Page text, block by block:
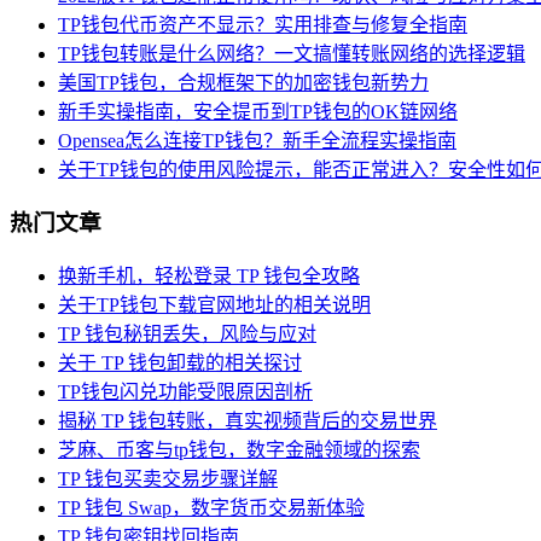
TP钱包代币资产不显示？实用排查与修复全指南
TP钱包转账是什么网络？一文搞懂转账网络的选择逻辑
美国TP钱包，合规框架下的加密钱包新势力
新手实操指南，安全提币到TP钱包的OK链网络
Opensea怎么连接TP钱包？新手全流程实操指南
关于TP钱包的使用风险提示，能否正常进入？安全性如
热门文章
换新手机，轻松登录 TP 钱包全攻略
关于TP钱包下载官网地址的相关说明
TP 钱包秘钥丢失，风险与应对
关于 TP 钱包卸载的相关探讨
TP钱包闪兑功能受限原因剖析
揭秘 TP 钱包转账，真实视频背后的交易世界
芝麻、币客与tp钱包，数字金融领域的探索
TP 钱包买卖交易步骤详解
TP 钱包 Swap，数字货币交易新体验